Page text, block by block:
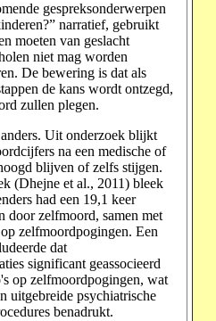
gespreksonderwerpen
narratief, gebruikt
moeten van geslacht
niet mag worden
De bewering is dat als
de kans wordt ontzegd,
zullen plegen.
Uit onderzoek blijkt
na een medische of
blijven of zelfs stijgen.
(Dhejne et al., 2011) bleek
had een 19,1 keer
door zelfmoord, samen met
zelfmoordpogingen. Een
dat
significant geassocieerd
op zelfmoordpogingen, wat
uitgebreide psychiatrische
benadrukt.